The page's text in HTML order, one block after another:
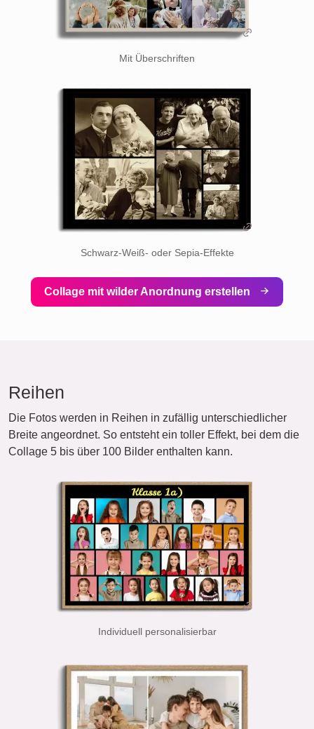
Mit Überschriften
Schwarz-Weiß- oder Sepia-Effekte
Collage mit wilder Anordnung erstellen
Reihen
Die Fotos werden in Reihen in zufällig unterschiedlicher
Breite angeordnet. So entsteht ein toller Effekt, bei dem die
Collage 5 bis über 100 Bilder enthalten kann.
Individuell personalisierbar